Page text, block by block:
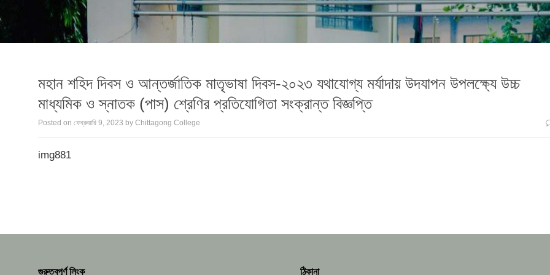
মহান শহিদ দিবস ও আন্তর্জাতিক মাতৃভাষা দিবস-২০২৩ যথাযোগ্য মর্যাদায় উদযাপন উপলক্ষ্যে উচ্চ
মাধ্যমিক ও স্নাতক (পাস) শ্রেণির প্রতিযোগিতা সংক্রান্ত বিজ্ঞপ্তি
Posted on ফেব্রুয়ারি 9, 2023 by Chittagong College
img881
গুরুত্বপূর্ণ লিংক ঠিকানা